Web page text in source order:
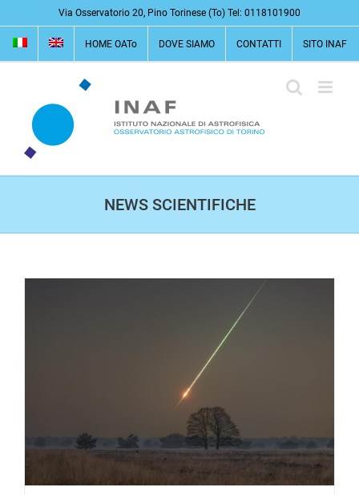
al
contenuto
Via Osservatorio 20, Pino Torinese (To) Tel: 0118101900
HOME OATo DOVE SIAMO CONTATTI SITO INAF
NEWS SCIENTIFICHE